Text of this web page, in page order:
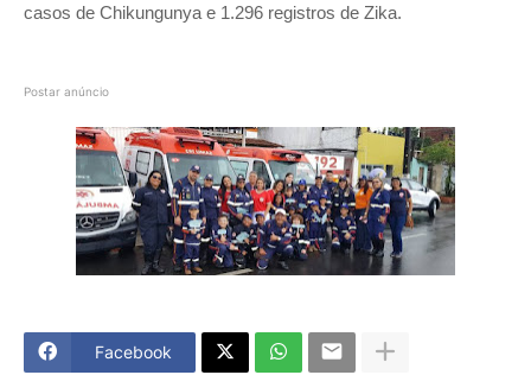
casos de Chikungunya e 1.296 registros de Zika.
Postar anúncio
Facebook